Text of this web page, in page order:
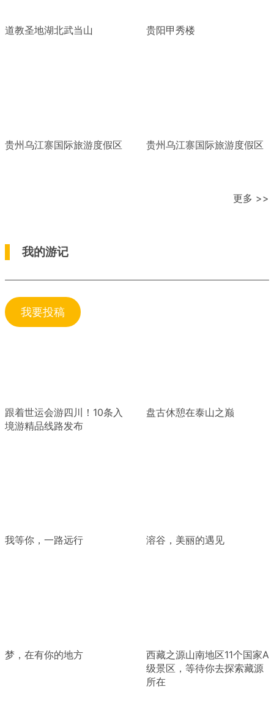
道教圣地湖北武当山 贵阳甲秀楼
贵州乌江寨国际旅游度假区 贵州乌江寨国际旅游度假区
更多 >>
我的游记
我要投稿
跟着世运会游四川！10条入
境游精品线路发布
盘古休憩在泰山之巅
我等你，一路远行 溶谷，美丽的遇见
梦，在有你的地方
西藏之源山南地区11个国家A
级景区，等待你去探索藏源
所在